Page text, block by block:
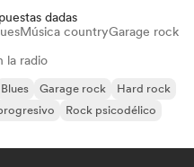
dadas
Música countryGarage rock
la radio
Blues Garage rock
Hard rock
Rock psicodélico